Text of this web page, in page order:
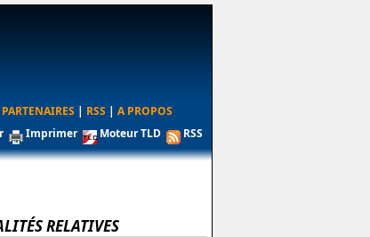
PARTENAIRES | RSS | A PROPOS
Imprimer Moteur TLD RSS
RELATIVES